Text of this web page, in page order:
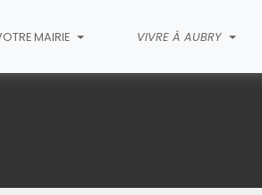
MAIRIE VIVRE À AUBRY